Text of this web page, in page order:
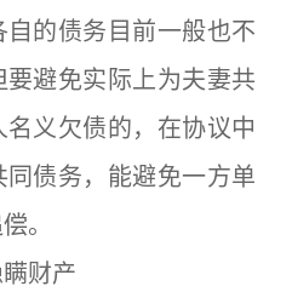
的债务目前一般也不
避免实际上为夫妻共
义欠债的，在协议中
债务，能避免一方单
。
财产